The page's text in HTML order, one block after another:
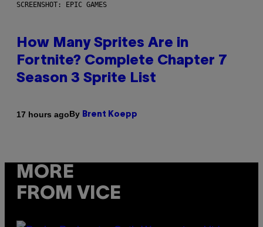
SCREENSHOT: EPIC GAMES
How Many Sprites Are in
Fortnite? Complete Chapter 7
Season 3 Sprite List
17 hours agoBy Brent Koepp
MORE
FROM VICE